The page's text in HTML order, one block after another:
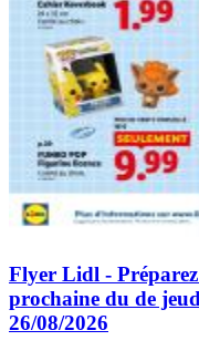
Flyer Lidl -
prochaine du de
26/08/2026